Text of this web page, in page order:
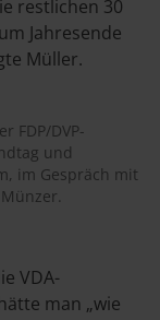
restlichen 30
Jahresende
Müller.
FDP/DVP-
und
im Gespräch mit
VDA-
man „wie